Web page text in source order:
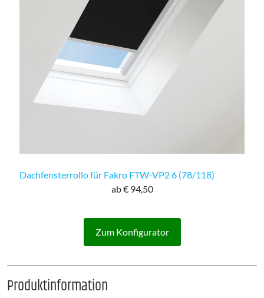
Dachfensterrollo für Fakro FTW-VP2 6 (78/118)
ab € 94,50
Zum Konfigurator
Produktinformation